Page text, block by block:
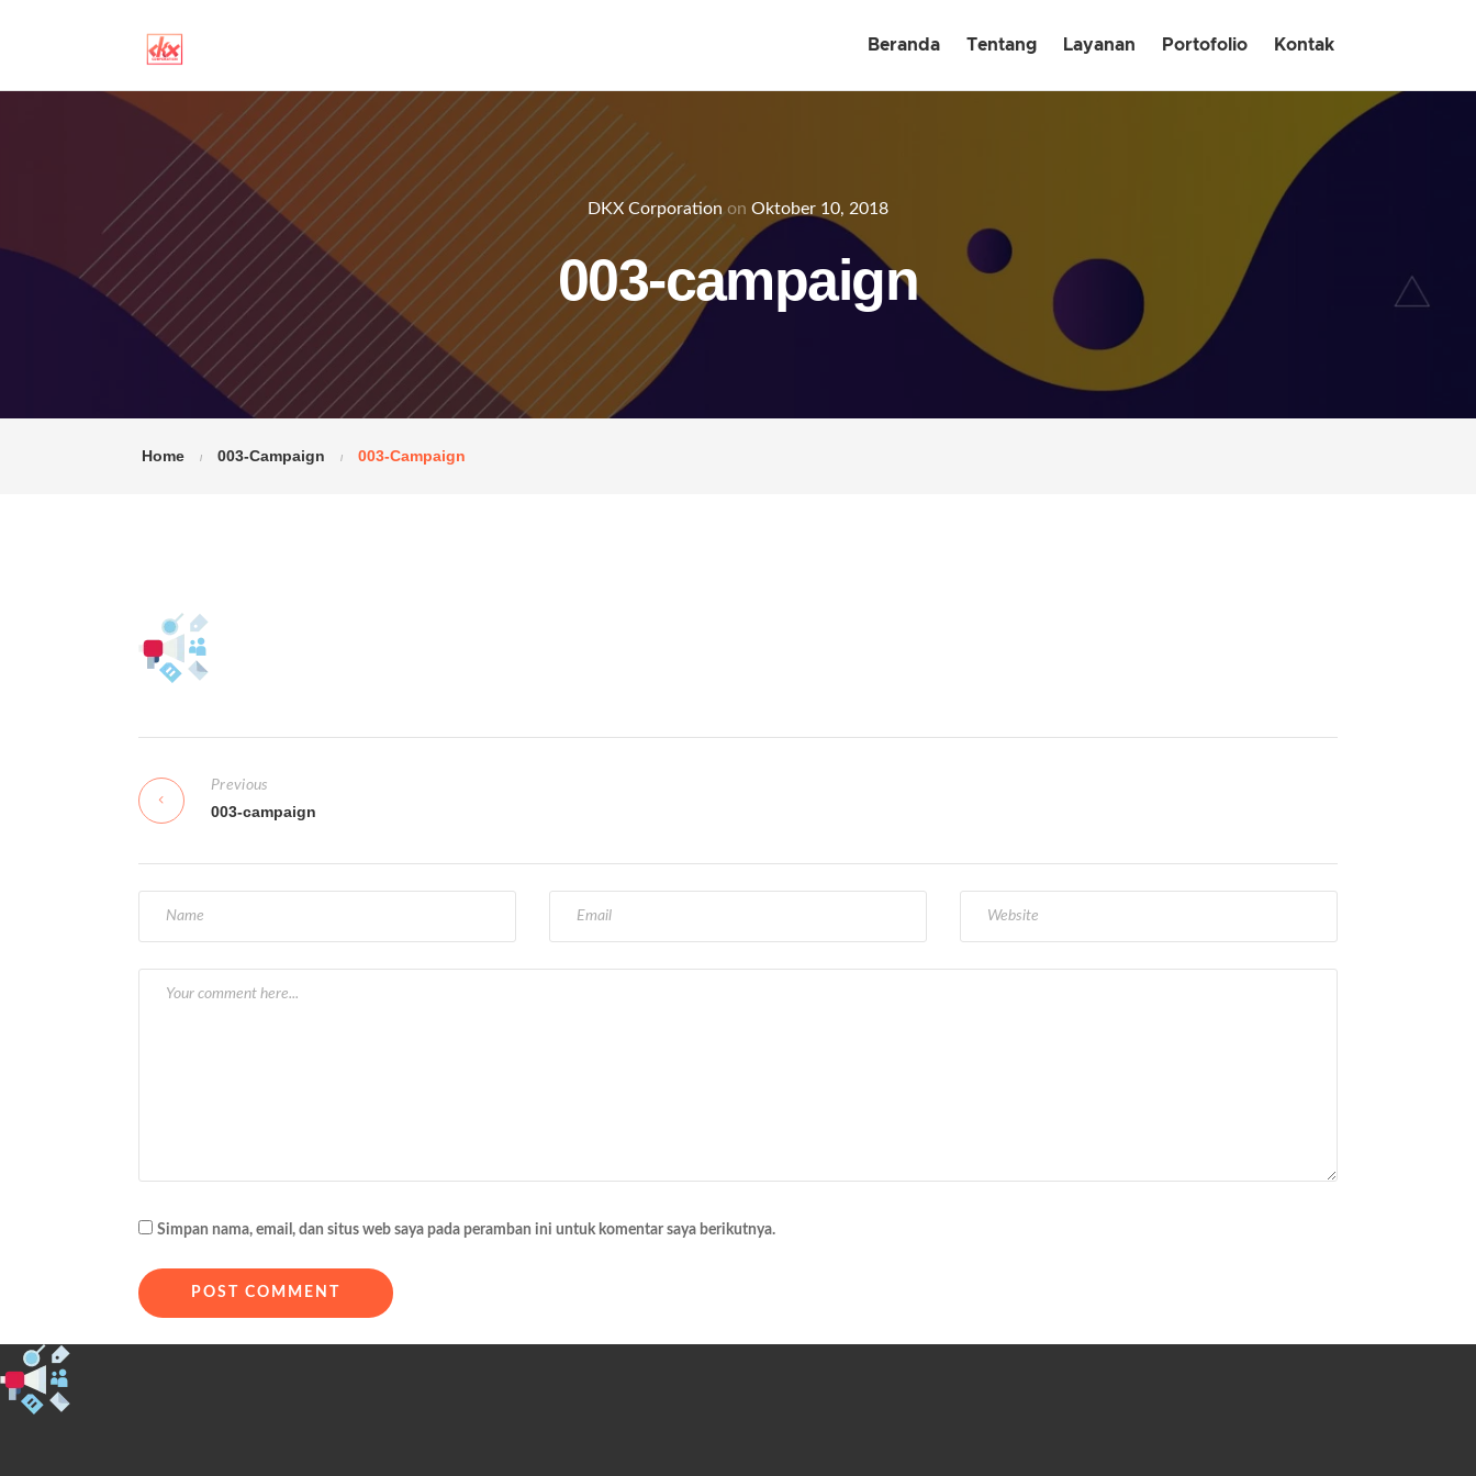
Beranda Tentang Layanan Portofolio Kontak
DKX Corporation on Oktober 10, 2018
003-campaign
Home 003-Campaign 003-Campaign
a
i
g
a
Previous
003-campaign
Simpan nama, email, dan situs web saya pada peramban ini untuk komentar saya berikutnya.